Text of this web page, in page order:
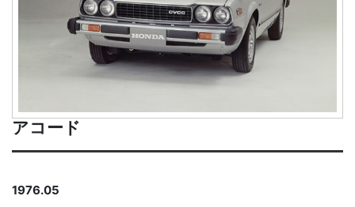
アコード
1976.05